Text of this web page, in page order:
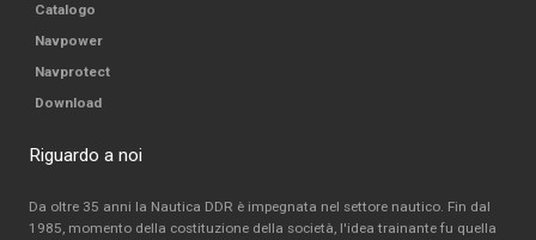
Catalogo
Navpower
Navprotect
Download
Riguardo a noi
Da oltre 35 anni la Nautica DDR è impegnata nel settore nautico. Fin dal
1985, momento della costituzione della società, l'idea trainante fu quella